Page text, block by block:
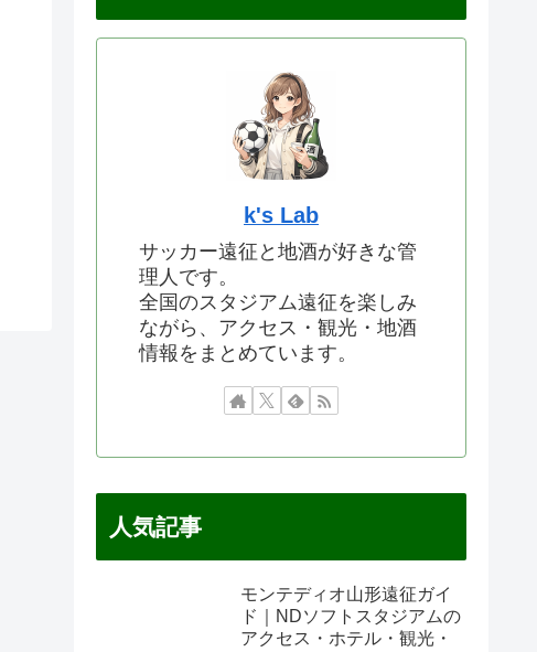
k's Lab
サッカー遠征と地酒が好きな管
理人です。
全国のスタジアム遠征を楽しみ
ながら、アクセス・観光・地酒
情報をまとめています。
人気記事
モンテディオ山形遠征ガイ
ド｜NDソフトスタジアムの
アクセス・ホテル・観光・